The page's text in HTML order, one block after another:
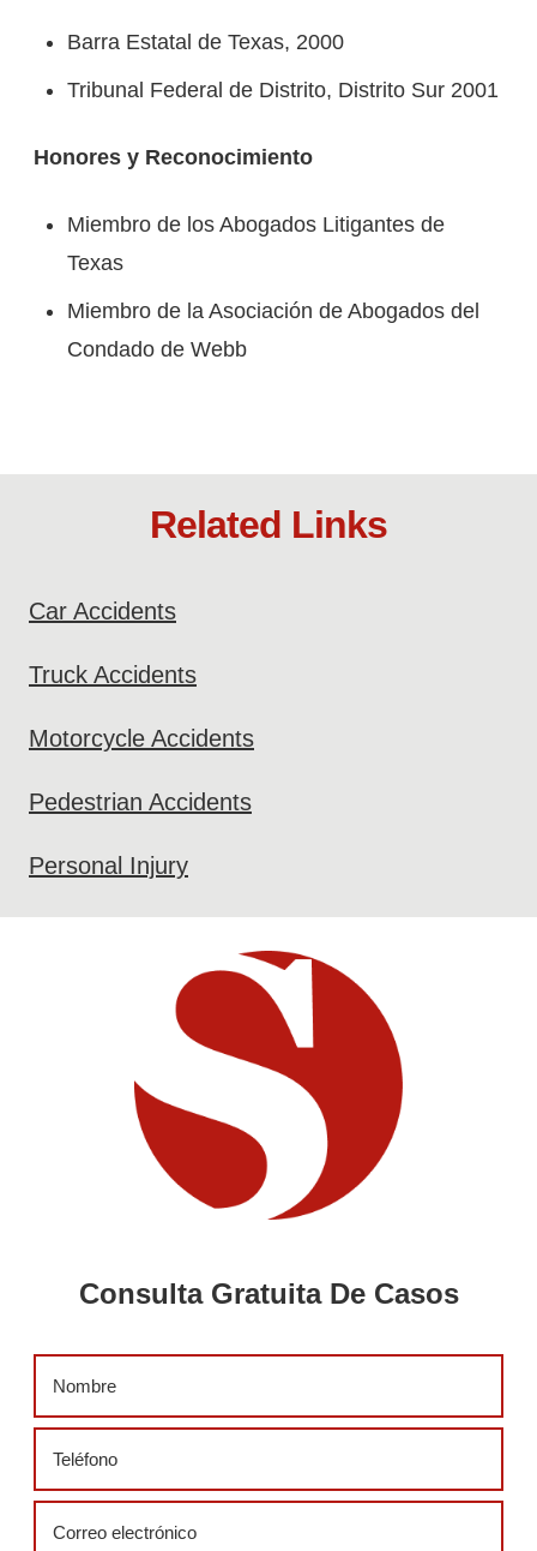
Barra Estatal de Texas, 2000
Tribunal Federal de Distrito, Distrito Sur 2001
Honores y Reconocimiento
Miembro de los Abogados Litigantes de
Texas
Miembro de la Asociación de Abogados del
Condado de Webb
Related Links
Car Accidents
Truck Accidents
Motorcycle Accidents
Pedestrian Accidents
Personal Injury
Consulta Gratuita De Casos